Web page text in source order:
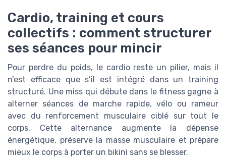
Cardio, training et cours
collectifs : comment structurer
ses séances pour mincir
Pour perdre du poids, le cardio reste un pilier, mais il
n’est efficace que s’il est intégré dans un training
structuré. Une miss qui débute dans le fitness gagne à
alterner séances de marche rapide, vélo ou rameur
avec du renforcement musculaire ciblé sur tout le
corps. Cette alternance augmente la dépense
énergétique, préserve la masse musculaire et prépare
mieux le corps à porter un bikini sans se blesser.